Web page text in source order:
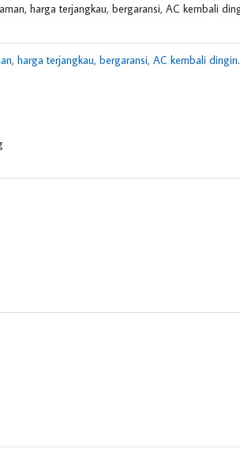
harga terjangkau, bergaransi, AC kembali dingin.